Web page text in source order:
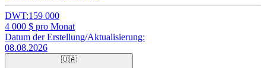
DWT:159 000
4 000 $ pro Monat
Datum der Erstellung/Aktualisierung:
08.08.2026
🇺🇦